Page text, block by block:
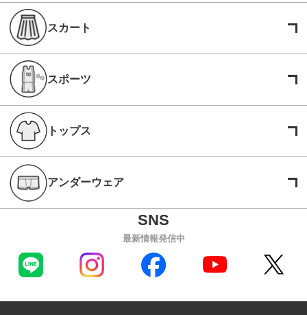
スカート
スポーツ
トップス
アンダーウェア
最新情報発信中